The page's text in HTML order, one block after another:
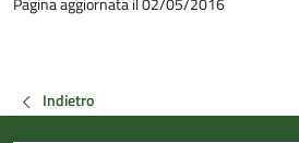
Indietro